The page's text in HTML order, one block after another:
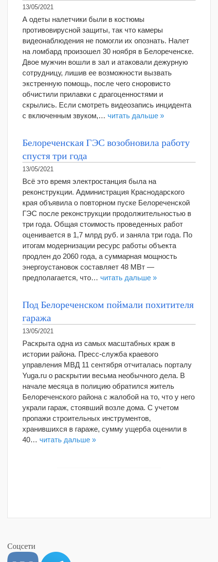
13/05/2021
А одеты налетчики были в костюмы
противовирусной защиты, так что камеры
видеонаблюдения не помогли их опознать. Налет
на ломбард произошел 30 ноября в Белореченске.
Двое мужчин вошли в зал и атаковали дежурную
сотрудницу, лишив ее возможности вызвать
экстренную помощь, после чего сноровисто
обчистили прилавки с драгоценностями и
скрылись. Если смотреть видеозапись инцидента
с включенным звуком,… читать дальше »
Белореченская ГЭС возобновила работу
спустя три года
13/05/2021
Всё это время электростанция была на
реконструкции. Администрация Краснодарского
края объявила о повторном пуске Белореченской
ГЭС после реконструкции продолжительностью в
три года. Общая стоимость проведенных работ
оценивается в 1,7 млрд руб. и заняла три года. По
итогам модернизации ресурс работы объекта
продлен до 2060 года, а суммарная мощность
энергоустановок составляет 48 МВт —
предполагается, что… читать дальше »
Под Белореченском поймали похитителя
гаража
13/05/2021
Раскрыта одна из самых масштабных краж в
истории района. Пресс-служба краевого
управления МВД 11 сентября отчиталась порталу
Yuga.ru о раскрытии весьма необычного дела. В
начале месяца в полицию обратился житель
Белореченского района с жалобой на то, что у него
украли гараж, стоявший возле дома. С учетом
пропажи строительных инструментов,
хранившихся в гараже, сумму ущерба оценили в
40… читать дальше »
Соцсети